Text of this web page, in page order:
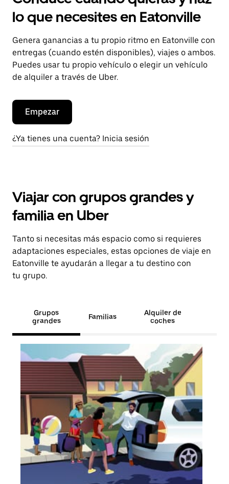
lo que necesites en Eatonville
Genera ganancias a tu propio ritmo en Eatonville con
entregas (cuando estén disponibles), viajes o ambos.
Puedes usar tu propio vehículo o elegir un vehículo
de alquiler a través de Uber.
Empezar
¿Ya tienes una cuenta? Inicia sesión
Viajar con grupos grandes y
familia en Uber
Tanto si necesitas más espacio como si requieres
adaptaciones especiales, estas opciones de viaje en
Eatonville te ayudarán a llegar a tu destino con
tu grupo.
Grupos
grandes
Familias
Alquiler de
coches